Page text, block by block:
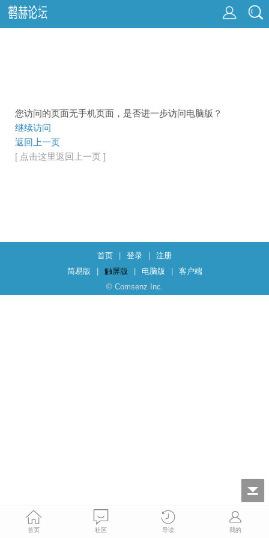
您访问的页面无手机页面，是否进一步访问电脑版？
继续访问
返回上一页
[ 点击这里返回上一页 ]
首页 登录
注册
简易版
触屏版 电脑版
客户端
© Comsenz Inc.
首页 社区 导读 我的